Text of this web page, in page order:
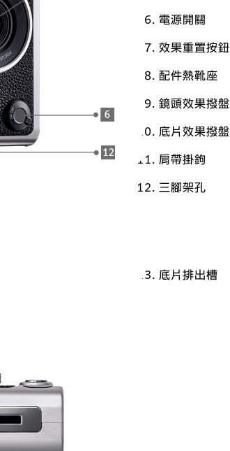
電源開關
效果重置按鈕
配件熱靴座
鏡頭效果撥盤
底片效果撥盤
肩帶掛鉤
三腳架孔
底片排出槽